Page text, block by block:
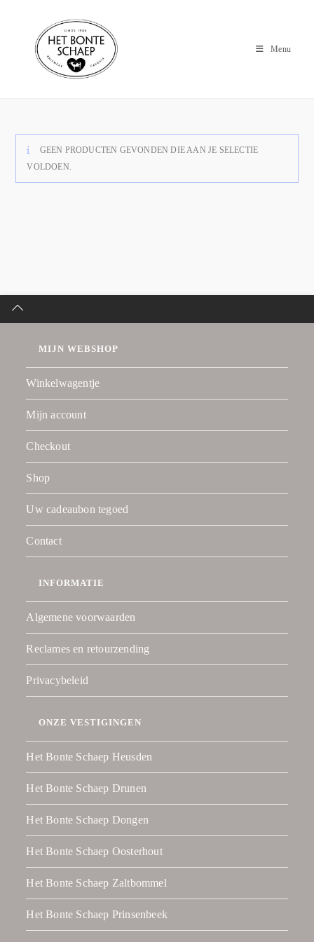
Menu
GEEN PRODUCTEN GEVONDEN DIE AAN JE SELECTIE
VOLDOEN.
MIJN WEBSHOP
Winkelwagentje
Mijn account
Checkout
Shop
Uw cadeaubon tegoed
Contact
INFORMATIE
Algemene voorwaarden
Reclames en retourzending
Privacybeleid
ONZE VESTIGINGEN
Het Bonte Schaep Heusden
Het Bonte Schaep Drunen
Het Bonte Schaep Dongen
Het Bonte Schaep Oosterhout
Het Bonte Schaep Zaltbommel
Het Bonte Schaep Prinsenbeek